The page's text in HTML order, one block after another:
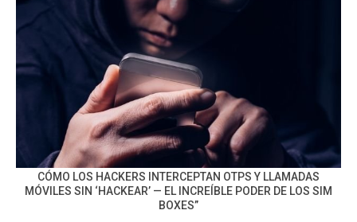
CÓMO LOS HACKERS INTERCEPTAN OTPS Y LLAMADAS
MÓVILES SIN ‘HACKEAR’ — EL INCREÍBLE PODER DE LOS SIM
BOXES”